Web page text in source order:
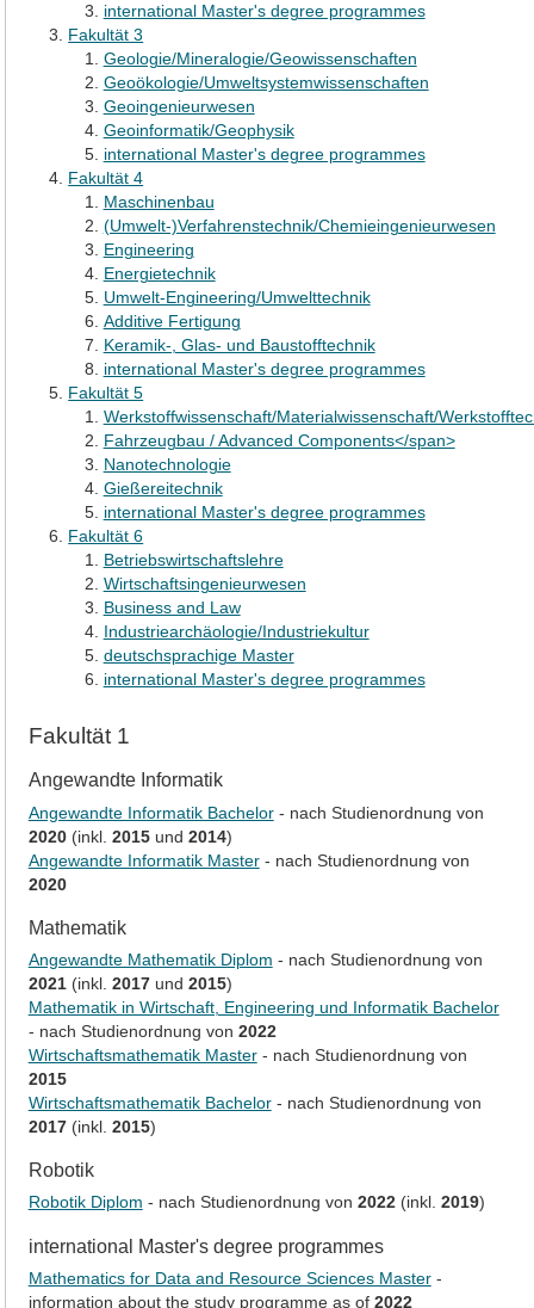
international Master's degree programmes
Fakultät 3
Geologie/Mineralogie/Geowissenschaften
Geoökologie/Umweltsystemwissenschaften
Geoingenieurwesen
Geoinformatik/Geophysik
international Master's degree programmes
Fakultät 4
Maschinenbau
(Umwelt-)Verfahrenstechnik/Chemieingenieurwesen
Engineering
Energietechnik
Umwelt-Engineering/Umwelttechnik
Additive Fertigung
Keramik-, Glas- und Baustofftechnik
international Master's degree programmes
Fakultät 5
Werkstoffwissenschaft/Materialwissenschaft/
Fahrzeugbau / Advanced Components</span>
Nanotechnologie
Gießereitechnik
international Master's degree programmes
Fakultät 6
Betriebswirtschaftslehre
Wirtschaftsingenieurwesen
Business and Law
Industriearchäologie/Industriekultur
deutschsprachige Master
international Master's degree programmes
Fakultät 1
Angewandte Informatik
Angewandte Informatik Bachelor- nach Studienordnung von
2020(inkl. 2015und 2014)
Angewandte Informatik Master- nach Studienordnung von
2020
Mathematik
Angewandte Mathematik Diplom - nach Studienordnung von
2021(inkl. 2017und 2015)
Mathematik in Wirtschaft, Engineering und Informatik Bachelor
- nach Studienordnung von 2022
Wirtschaftsmathematik Master- nach Studienordnung von
2015
Wirtschaftsmathematik Bachelor- nach Studienordnung von
2017(inkl. 2015)
Robotik
Robotik Diplom - nach Studienordnung von 2022(inkl. 2019)
international Master's degree programmes
Mathematics for Data and Resource Sciences Master-
information about the study programme as of 2022